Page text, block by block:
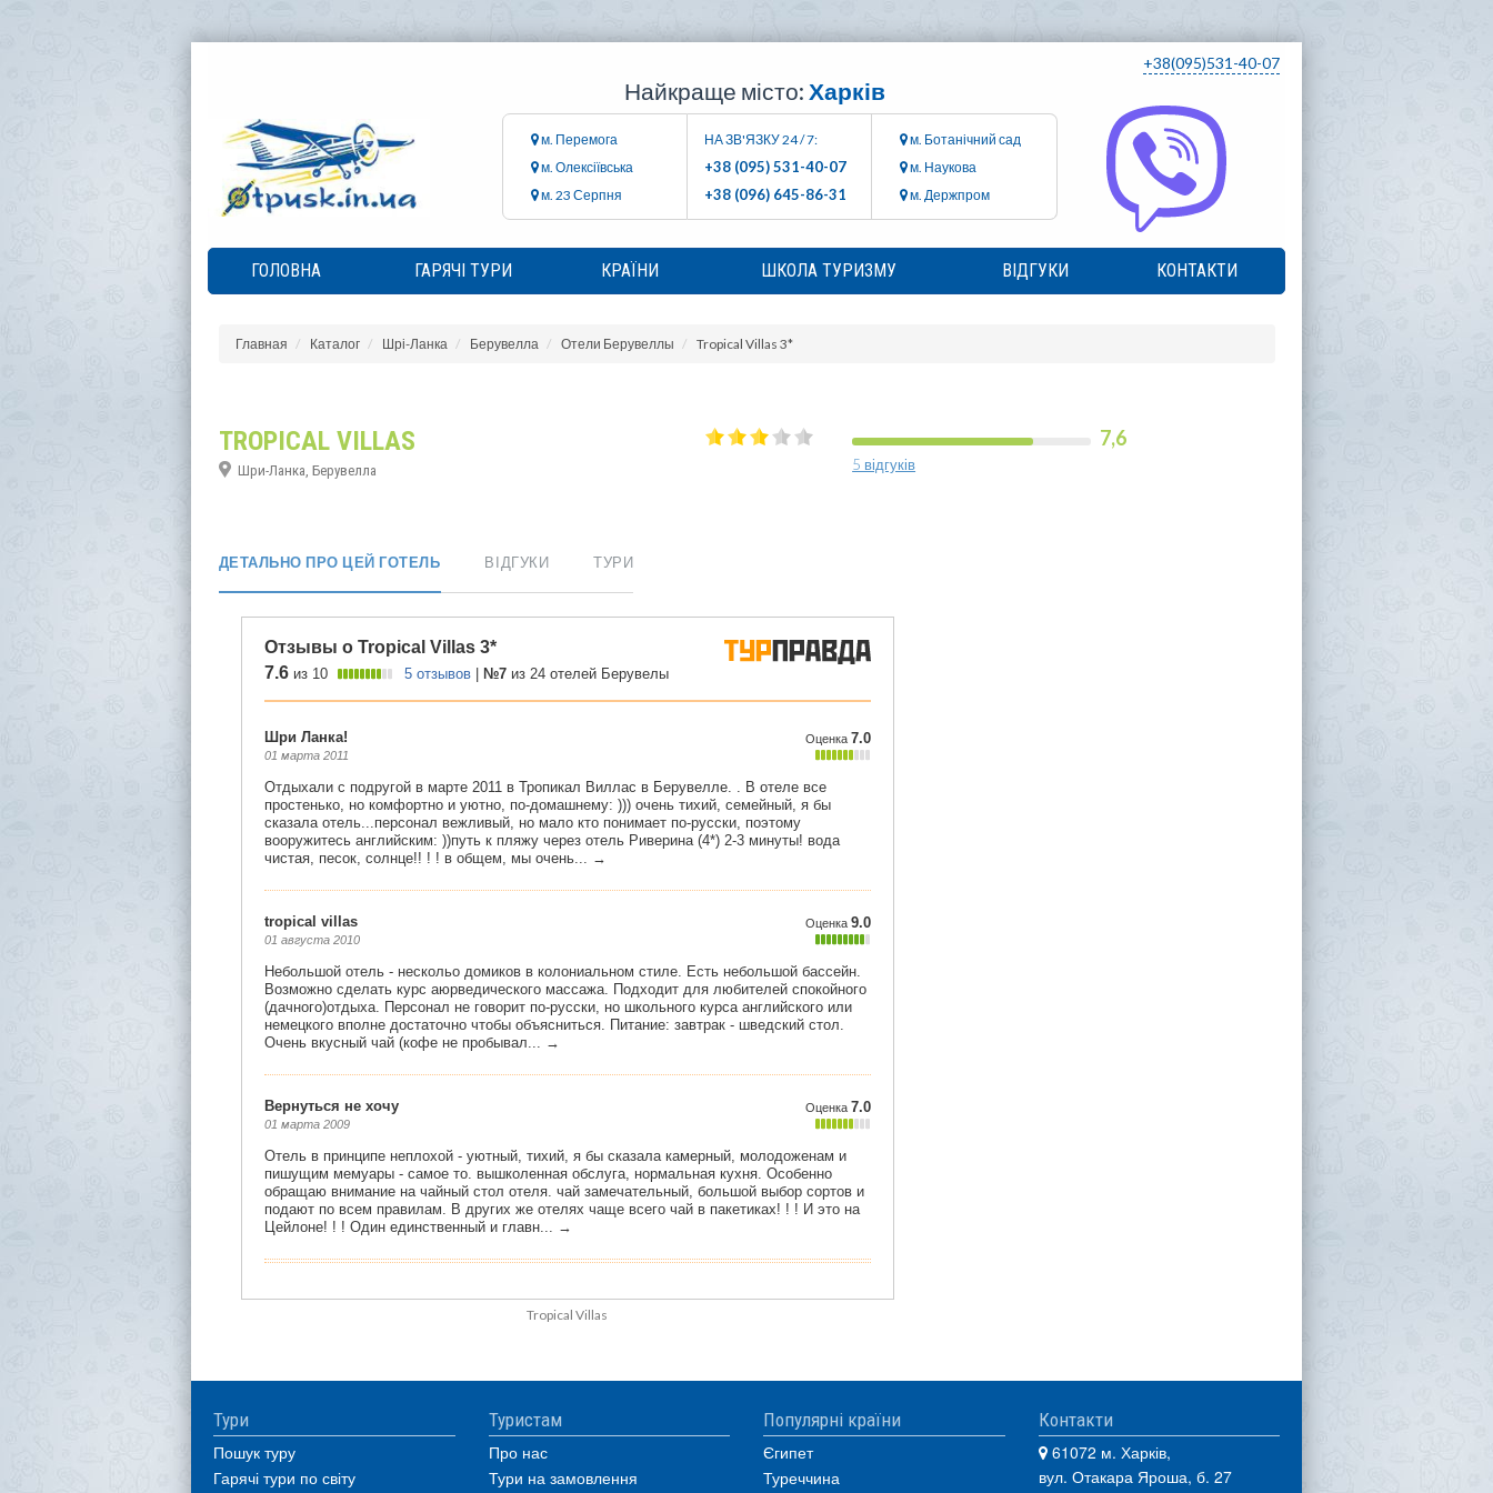
+38(095)531-40-07
Найкраще місто: Харків
м. Перемога
м. Олексіївська
м. 23 Серпня
НА ЗВ'ЯЗКУ 24 / 7:
+38 (095) 531-40-07
+38 (096) 645-86-31
м. Ботанічний сад
м. Наукова
м. Держпром
ГОЛОВНА ГАРЯЧІ ТУРИ КРАЇНИ ШКОЛА ТУРИЗМУ ВІДГУКИ КОНТАКТИ
Главная Каталог Шрі-Ланка Берувелла Отели Берувеллы Tropical Villas 3*
TROPICAL VILLAS
Шри-Ланка, Берувелла
7,6
5 відгуків
ДЕТАЛЬНО ПРО ЦЕЙ ГОТЕЛЬ ВІДГУКИ ТУРИ
Tropical Villas
Тури
Пошук туру
Гарячі тури по світу
Туристам
Про нас
Тури на замовлення
Популярні країни
Єгипет
Туреччина
Контакти
61072 м. Харків,
вул. Отакара Яроша, б. 27